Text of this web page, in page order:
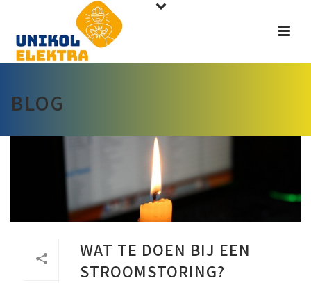
BLOG
WAT TE DOEN BIJ EEN
STROOMSTORING?